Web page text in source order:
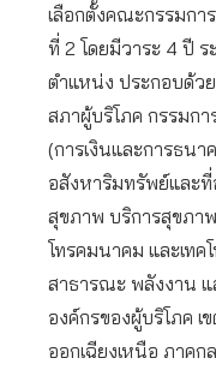
เลือกตั้งคณะกรรมกา
ที่ 2 โดยมีวาระ 4 ปี
ตำแหน่ง ประกอบด้ว
สภาผู้บริโภค กรรมก
(การเงินและการธน
อสังหาริมทรัพย์และ
สุขภาพ บริการสุขภา
โทรคมนาคม และเทค
สาธารณะ พลังงาน แ
องค์กรของผู้บริโภค
ออกเฉียงเหนือ ภาค